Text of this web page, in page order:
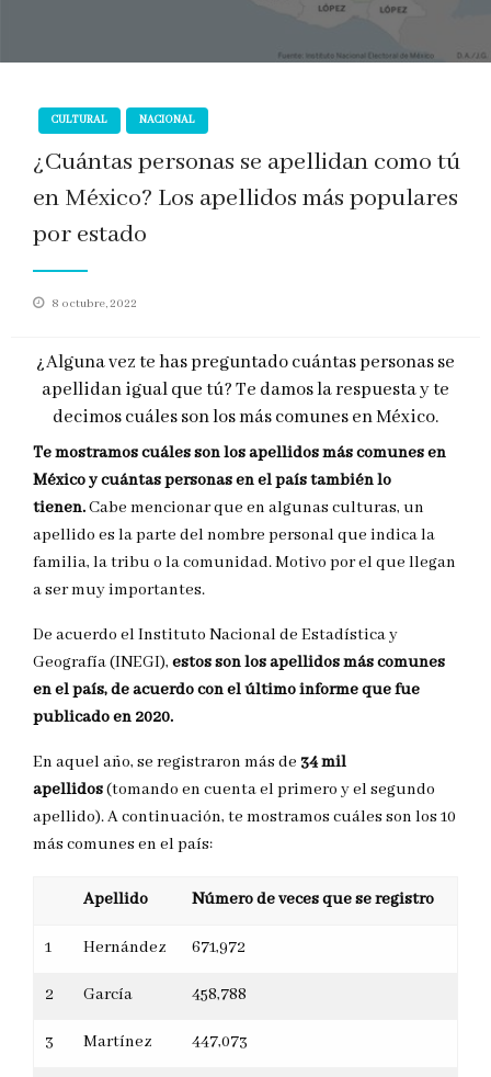
CULTURAL NACIONAL
¿Cuántas personas se apellidan como tú
en México? Los apellidos más populares
por estado
Publicado
8 octubre, 2022
¿Alguna vez te has preguntado cuántas personas se
apellidan igual que tú? Te damos la respuesta y te
decimos cuáles son los más comunes en México.
Te mostramos cuáles son losapellidosmás comunes en
México y cuántas personas en el país también lo
tienen.Cabe mencionar que en algunas culturas, un
apellido es la parte del nombre personal que indica la
familia, la tribu o la comunidad. Motivo por el que llegan
a ser muy importantes.
De acuerdo el Instituto Nacional de Estadística y
Geografía (INEGI), estos son los apellidos más comunes
en el país, de acuerdo con el último informe que fue
publicado en 2020.
En aquel año, se registraron más de 34 mil
apellidos(tomando en cuenta el primero y el segundo
apellido). A continuación, te mostramos cuáles son los 10
más comunes en el país:
Apellido Número de veces que se registro
1 Hernández 671,972
2 García 458,788
3 Martínez 447,073